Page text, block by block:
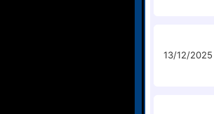
13/12/2025